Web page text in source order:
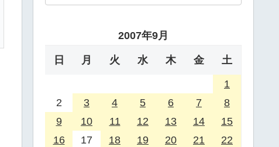
2007年9月
日 月 火 水 木 金 土
1
2
3 4 5 6 7
8
9
10 11 12 13 14
15
16
17 18 19 20 21
22